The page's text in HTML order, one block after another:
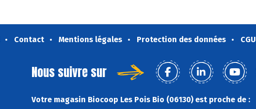
Contact Mentions légales Protection des données CGU
Nous suivre sur
Votre magasin Biocoop Les Pois Bio (06130) est proche de :